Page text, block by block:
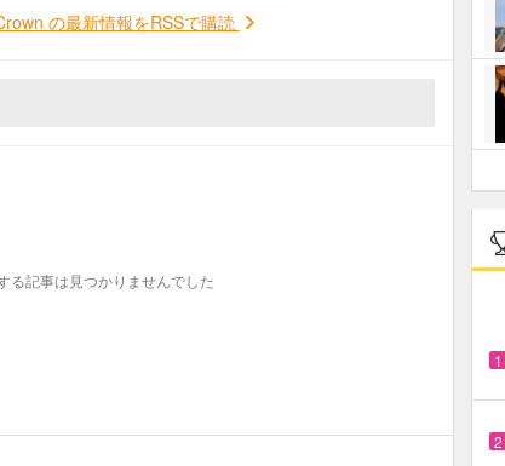
の最新情報をRSSで購読
る記事は見つかりませんでした
1
2